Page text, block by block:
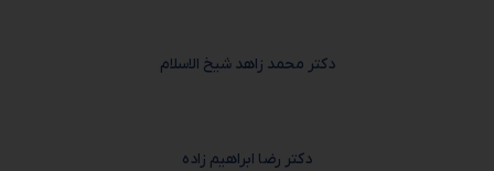
دکتر محمد زاهد شیخ الاسلام
دکتر رضا ابراهیم زاده